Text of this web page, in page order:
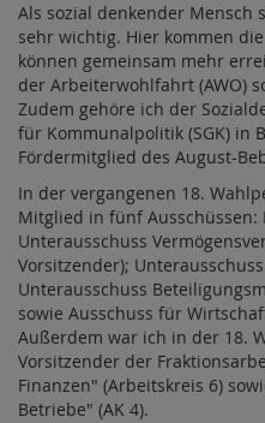
Als sozial denkender Mensch
sehr wichtig. Hier kommen
können gemeinsam mehr
der Arbeiterwohlfahrt (AWO)
Zudem gehöre ich der
für Kommunalpolitik (SGK) in
Fördermitglied des August-
In der vergangenen 18.
Mitglied in fünf Ausschüssen:
Unterausschuss
Vorsitzender);
Unterausschuss
sowie Ausschuss für
Außerdem war ich in der 18.
Vorsitzender der
Finanzen" (Arbeitskreis 6)
Betriebe" (AK 4).